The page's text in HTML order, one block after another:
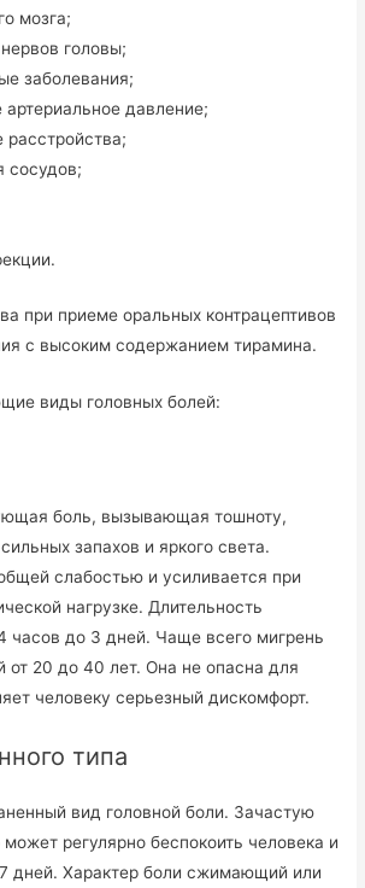
мозга;
головы;
заболевания;
давление;
расстройства;
сосудов;
при приеме оральных контрацептивов
с высоким содержанием тирамина.
виды головных болей:
боль, вызывающая тошноту,
запахов и яркого света.
слабостью и усиливается при
нагрузке. Длительность
часов до 3 дней. Чаще всего мигрень
от 20 до 40 лет. Она не опасна для
человеку серьезный дискомфорт.
типа
вид головной боли. Зачастую
регулярно беспокоить человека и
дней. Характер боли сжимающий или